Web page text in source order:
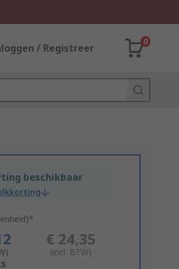
/ Registreer
0
beschikbaar
€ 24,35
(incl. BTW)